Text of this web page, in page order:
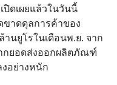
ปิดเผยแล้วในวันนี้
ขาดดุลการค้าของ
านยูโรในเดือนพ.ย. จาก
กยอดส่งออกผลิตภัณฑ์
อย่างหนัก